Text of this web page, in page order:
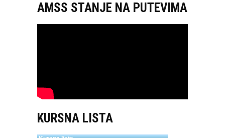
AMSS STANJE NA PUTEVIMA
KURSNA LISTA